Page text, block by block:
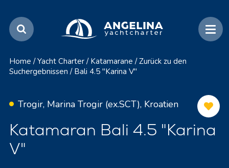
Home / Yacht Charter / Katamarane / Zurück zu den
Suchergebnissen / Bali 4.5 "Karina V"
Trogir, Marina Trogir (ex.SCT), Kroatien
Katamaran Bali 4.5 "Karina
V"